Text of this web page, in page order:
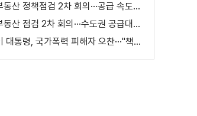
부동산 정책점검 2차 회의···공급 속도전 본격화하나
부동산 점검 2차 회의···수도권 공급대책 논의
이 대통령, 국가폭력 피해자 오찬···"책임지고 치유"